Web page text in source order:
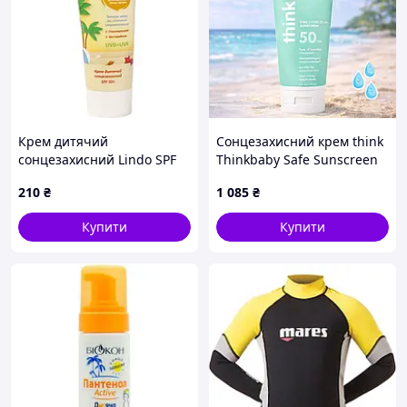
Крем дитячий
сонцезахисний Lindo SPF
210 ₴
Купити
Сонцезахисний крем think
Thinkbaby Safe Sunscreen
177 мл
1 085 ₴
Купити